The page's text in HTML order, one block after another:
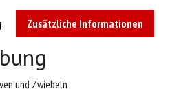
Zusätzliche Informationen
und Zwiebeln